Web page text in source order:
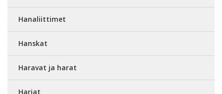
Hanaliittimet
Hanskat
Haravat ja harat
Harjat